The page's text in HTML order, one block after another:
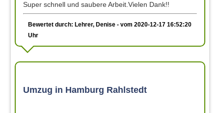
Super schnell und saubere Arbeit.Vielen Dank!!
Bewertet durch: Lehrer, Denise - vom 2020-12-17 16:52:20
Uhr
Umzug in Hamburg Rahlstedt